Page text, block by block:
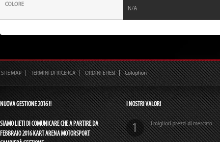
COLORE
N/A
SITE MAP TERMINI DI RICERCA ORDINI E RESI Colophon
NUOVA GESTIONE 2016 !!
SIAMO LIETI DI COMUNICARE CHE A PARTIRE DA
FEBBRAIO 2016 KART ARENA MOTORSPORT
I NOSTRI VALORI
I migliori prezzi di mercato